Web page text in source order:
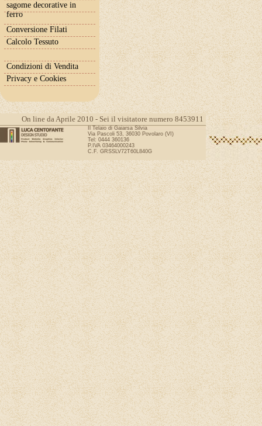
sagome decorative in
ferro
Conversione Filati
Calcolo Tessuto
Condizioni di Vendita
Privacy e Cookies
On line da Aprile 2010 - Sei il visitatore numero 8453911
Il Telaio di Gaiarsa Silvia
Via Pascoli 53, 36030 Povolaro (VI)
Tel: 0444 360136
P.IVA 03464000243
C.F. GRSSLV72T60L840G